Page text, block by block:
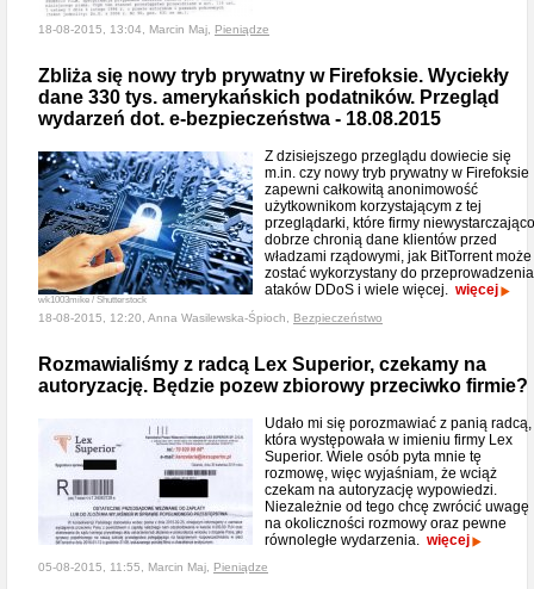
18-08-2015, 13:04, Marcin Maj, Pieniądze
Zbliża się nowy tryb prywatny w Firefoksie. Wyciekły
dane 330 tys. amerykańskich podatników. Przegląd
wydarzeń dot. e-bezpieczeństwa - 18.08.2015
wk1003mike / Shutterstock
Z dzisiejszego przeglądu dowiecie się
m.in. czy nowy tryb prywatny w Firefoksie
zapewni całkowitą anonimowość
użytkownikom korzystającym z tej
przeglądarki, które firmy niewystarczająco
dobrze chronią dane klientów przed
władzami rządowymi, jak BitTorrent może
zostać wykorzystany do przeprowadzenia
ataków DDoS i wiele więcej. więcej
18-08-2015, 12:20, Anna Wasilewska-Śpioch, Bezpieczeństwo
Rozmawialiśmy z radcą Lex Superior, czekamy na
autoryzację. Będzie pozew zbiorowy przeciwko firmie?
Udało mi się porozmawiać z panią radcą,
która występowała w imieniu firmy Lex
Superior. Wiele osób pyta mnie tę
rozmowę, więc wyjaśniam, że wciąż
czekam na autoryzację wypowiedzi.
Niezależnie od tego chcę zwrócić uwagę
na okoliczności rozmowy oraz pewne
równoległe wydarzenia. więcej
05-08-2015, 11:55, Marcin Maj, Pieniądze